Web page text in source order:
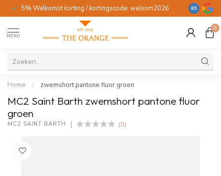
5% Welkomst korting / kortingscode: welkom2026 Gratis
8.5
MENU
0
Home / zwemshort pantone fluor groen
MC2 Saint Barth zwemshort pantone fluor
groen
MC2 SAINT BARTH (0)